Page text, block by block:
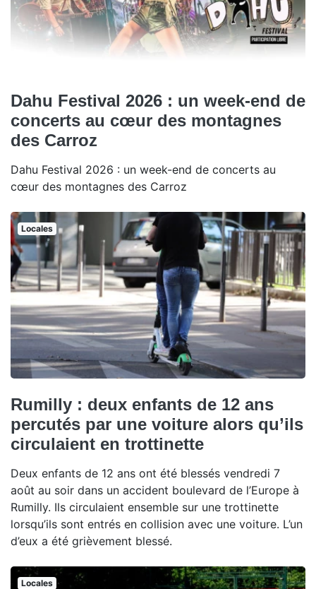
Dahu Festival 2026 : un week-end de
concerts au cœur des montagnes
des Carroz
Dahu Festival 2026 : un week-end de concerts au
cœur des montagnes des Carroz
Locales
Rumilly : deux enfants de 12 ans
percutés par une voiture alors qu’ils
circulaient en trottinette
Deux enfants de 12 ans ont été blessés vendredi 7
août au soir dans un accident boulevard de l’Europe à
Rumilly. Ils circulaient ensemble sur une trottinette
lorsqu’ils sont entrés en collision avec une voiture. L’un
d’eux a été grièvement blessé.
Locales